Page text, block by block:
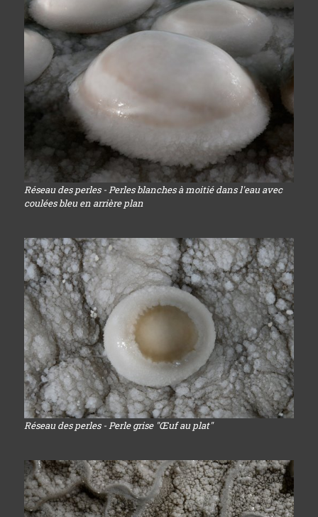
Réseau des perles - Perles blanches à moitié dans l'eau avec
coulées bleu en arrière plan
Réseau des perles - Perle grise "Œuf au plat"